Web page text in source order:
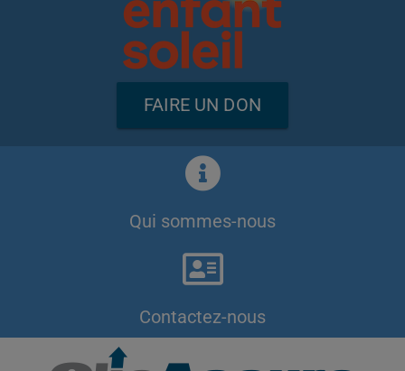
FAIRE UN DON
Qui sommes-nous
Contactez-nous